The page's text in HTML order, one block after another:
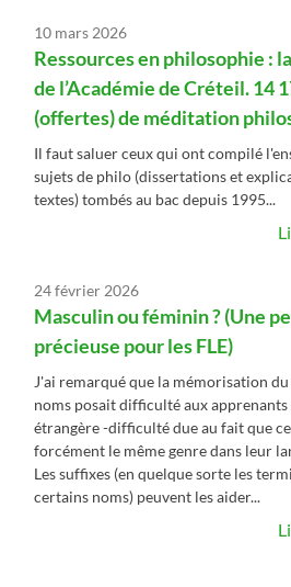
10 mars 2026
Ressources en philosophie :
de l’Académie de Créteil. 14
(offertes) de méditation
Il faut saluer ceux qui ont compilé
sujets de philo (dissertations et
textes) tombés au bac depuis 1995...
24 février 2026
Masculin ou féminin ? (Une
précieuse pour les FLE)
J'ai remarqué que la mémorisation du
noms posait difficulté aux apprenants
étrangère -difficulté due au fait que ce
forcément le même genre dans leur
Les suffixes (en quelque sorte les
certains noms) peuvent les aider...